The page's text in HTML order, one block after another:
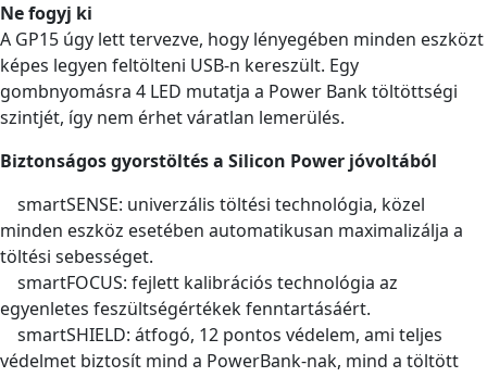
Ne fogyj ki
A GP15 úgy lett tervezve, hogy lényegében minden eszközt
képes legyen feltölteni USB-n kereszült. Egy
gombnyomásra 4 LED mutatja a Power Bank töltöttségi
szintjét, így nem érhet váratlan lemerülés.
Biztonságos gyorstöltés a Silicon Power jóvoltából
smartSENSE: univerzális töltési technológia, közel
minden eszköz esetében automatikusan maximalizálja a
töltési sebességet.
smartFOCUS: fejlett kalibrációs technológia az
egyenletes feszültségértékek fenntartásáért.
smartSHIELD: átfogó, 12 pontos védelem, ami teljes
védelmet biztosít mind a PowerBank-nak, mind a töltött